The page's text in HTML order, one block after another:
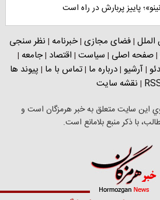
پاییز پربارش در راه است
الملل |فضای مجازی |خبرنامه | نظر سنجی
|صفحه اصلی | سیاست | اقتصاد |جامعه |
|آرشیو |درباره ما |تماس با ما | پیوند ها
| نقشه سایت
اين سايت متعلق به خبر هرمزگان است و
با ذکر منبع بلامانع است.